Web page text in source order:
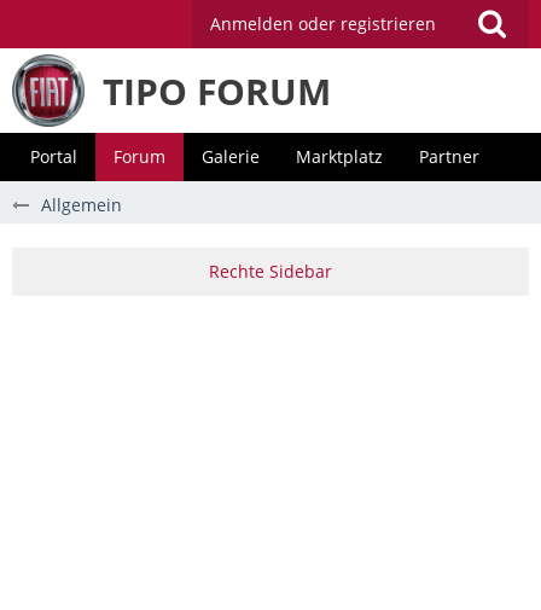
Anmelden oder registrieren
TIPO FORUM
Portal Forum Galerie Marktplatz Partner
Allgemein